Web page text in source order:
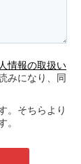
人情報の取扱い
みになり、同
。そちらより
。